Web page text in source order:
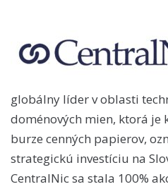
globálny líder v oblasti
doménových mien, ktorá je
burze cenných papierov,
strategickú investíciu na
CentralNic sa stala 100%